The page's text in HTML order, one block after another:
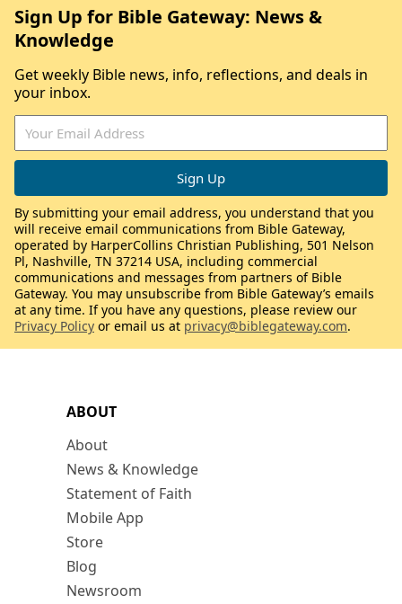
ABOUT
About
News & Knowledge
Statement of Faith
Mobile App
Store
Blog
Newsroom
Sign Up for Bible Gateway: News &
Knowledge
Get weekly Bible news, info, reflections, and deals in
your inbox.
By submitting your email address, you understand that you
will receive email communications from Bible Gateway,
operated by HarperCollins Christian Publishing, 501 Nelson
Pl, Nashville, TN 37214 USA, including commercial
communications and messages from partners of Bible
Gateway. You may unsubscribe from Bible Gateway’s emails
at any time. If you have any questions, please review our
Privacy Policy or email us at privacy@biblegateway.com.